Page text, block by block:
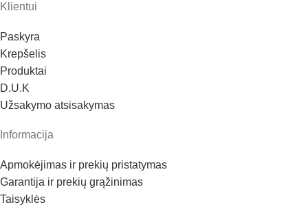
Klientui
Paskyra
Krepšelis
Produktai
D.U.K
Užsakymo atsisakymas
Informacija
Apmokėjimas ir prekių pristatymas
Garantija ir prekių grąžinimas
Taisyklės